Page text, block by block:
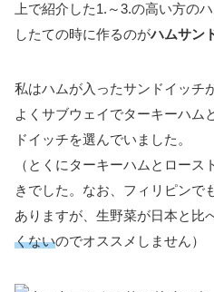
上で紹介した1.～3.の高い方の
したての時に作るのがハムサン
私はハムが入ったサンドイッチ
よくサブウェイでターキーハム
ドイッチを選んでいました。
（とくにターキーハムとロー
きでした。なお、フィリピンで
ありますが、生野菜が日本と比
くないのでオススメしません）